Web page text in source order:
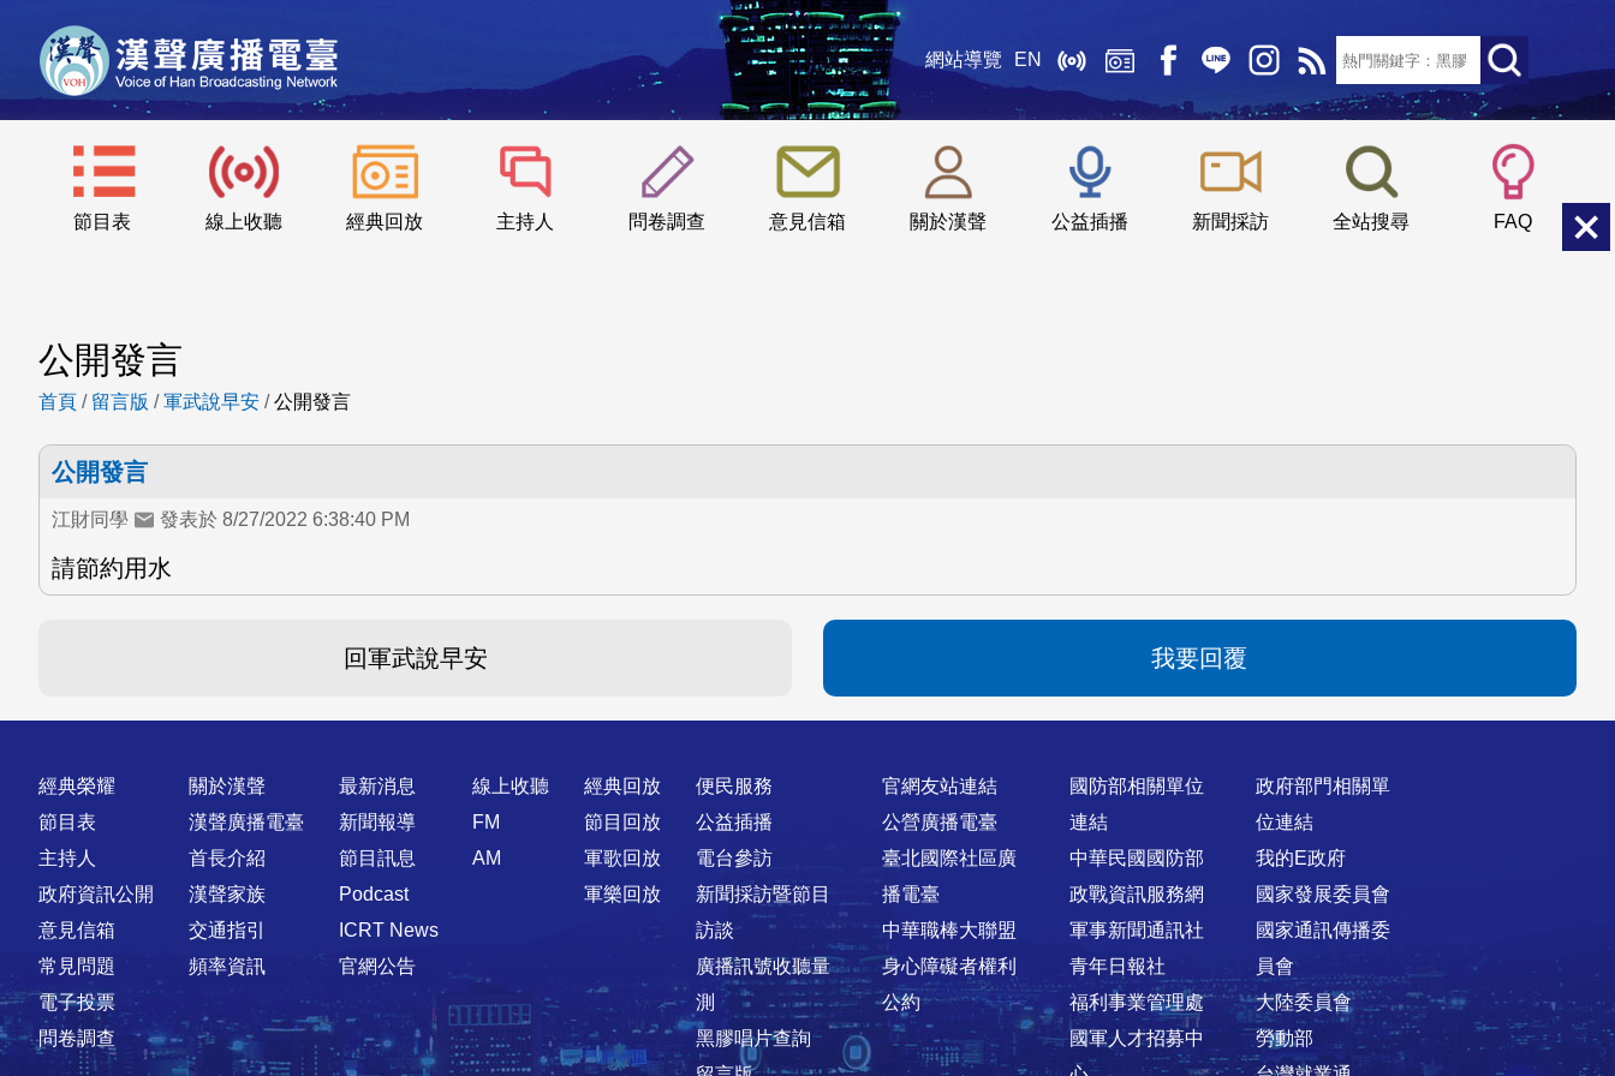
網站導覽 EN
節目表 線上收聽 經典回放 主持人 問卷調查 意見信箱 關於漢聲 公益插播 新聞採訪 全站搜尋 FAQ
::: 小 中
公開發言
首頁 / 留言版 /軍武說早安 /公開發言
公開發言
江財同學 發表於 8/27/2022 6:38:40 PM
請節約用水
回軍武說早安 我要回覆
快速連結
經典榮耀
節目表
主持人
政府資訊公開
意見信箱
常見問題
電子投票
問卷調查
關於漢聲
漢聲廣播電臺
首長介紹
漢聲家族
交通指引
頻率資訊
最新消息
新聞報導
節目訊息
Podcast
ICRT News
官網公告
線上收聽
FM
AM
經典回放
節目回放
軍歌回放
軍樂回放
便民服務
公益插播
電台參訪
新聞採訪暨節目
訪談
廣播訊號收聽量
測
黑膠唱片查詢
官網友站連結
公營廣播電臺
臺北國際社區廣
播電臺
中華職棒大聯盟
身心障礙者權利
公約
國防部相關單位
連結
中華民國國防部
政戰資訊服務網
軍事新聞通訊社
青年日報社
福利事業管理處
國軍人才招募中
政府部門相關單
位連結
我的E政府
國家發展委員會
國家通訊傳播委
員會
大陸委員會
勞動部